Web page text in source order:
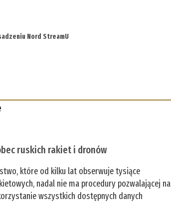
Nord StreamU
ruskich rakiet i dronów
które od kilku lat obserwuje tysiące
nadal nie ma procedury pozwalającej na
wszystkich dostępnych danych